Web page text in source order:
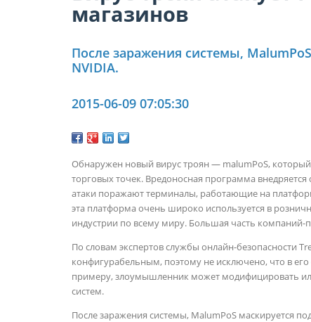
магазинов
После заражения системы,
NVIDIA.
2015-06-09 07:05:30
Обнаружен новый вирус троян — malumPoS,
торговых точек. Вредоносная программа
атаки поражают терминалы, работающие на
эта платформа очень широко используется в
индустрии по всему миру. Большая часть
По словам экспертов службы онлайн-безопасности
конфигурабельным, поэтому не исключено, что в
примеру, злоумышленник может модифицировать
систем.
После заражения системы, MalumPoS маскируется